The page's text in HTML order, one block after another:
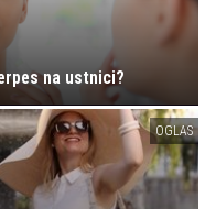
na ustnici?
OGLAS